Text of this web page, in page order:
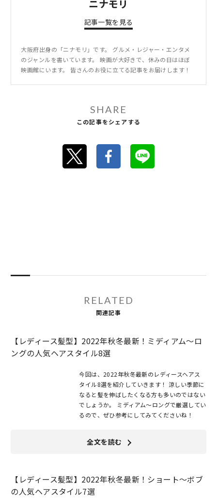
ニナモリ
記事一覧を見る
大阪府出身の「ニナモリ」です。 グルメ・レジャー・エンタメ
のジャンルを書いています。 映画が大好きで、休みの日はほぼ
映画館にいます。 皆さんのお役に立てる記事をお届けします！
SHARE
この記事をシェアする
RELATED
関連記事
【レディース髪型】2022年秋冬最新！ミディアム～ロ
ングの人気ヘアスタイル8選
今回は、2022年秋冬最新のレディースヘアス
タイル8選を紹介していきます！ 涼しい季節に
なると髪を伸ばしたくなる方も多いのではない
でしょうか。 ミディアム〜ロングで厳選してい
るので、ぜひ参考にしてみてくださいね！
全文を読む
【レディース髪型】2022年秋冬最新！ショート～ボブ
の人気ヘアスタイル7選